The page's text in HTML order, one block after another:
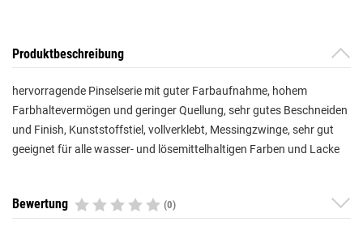
Produktbeschreibung
hervorragende Pinselserie mit guter Farbaufnahme, hohem
Farbhaltevermögen und geringer Quellung, sehr gutes Beschneiden
und Finish, Kunststoffstiel, vollverklebt, Messingzwinge, sehr gut
geeignet für alle wasser- und lösemittelhaltigen Farben und Lacke
Bewertung (0)